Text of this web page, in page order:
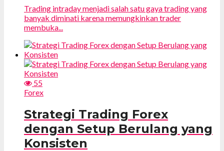
Trading intraday menjadi salah satu gaya trading yang
banyak diminati karena memungkinkan trader
membuka...
55
Forex
Strategi Trading Forex
dengan Setup Berulang yang
Konsisten